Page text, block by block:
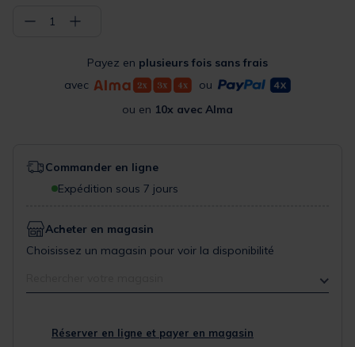
− 1 +
Payez en plusieurs fois sans frais
avec
ou
ou en 10x avec Alma
Commander en ligne
Expédition sous 7 jours
Acheter en magasin
Choisissez un magasin pour voir la disponibilité
Réserver en ligne et payer en magasin